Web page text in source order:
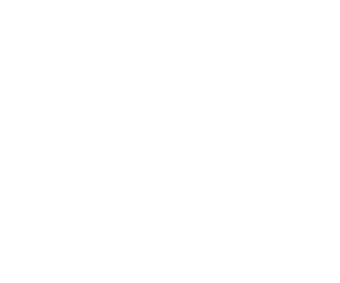
Er
Die
Für